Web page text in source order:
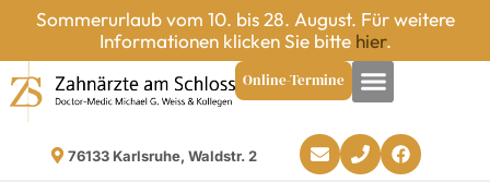
Sommerurlaub vom 10. bis 28. August. Für weitere
Informationen klicken Sie bitte hier.
Online-Termine
76133 Karlsruhe, Waldstr. 2